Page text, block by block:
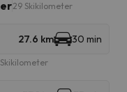
29 Skikilometer
27.6 km 30 min